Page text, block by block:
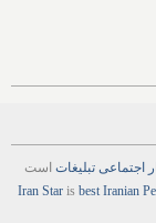
اجتماعی تبلیغات است
Iran Staris best Iranian